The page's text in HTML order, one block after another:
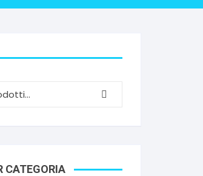
CATEGORIA